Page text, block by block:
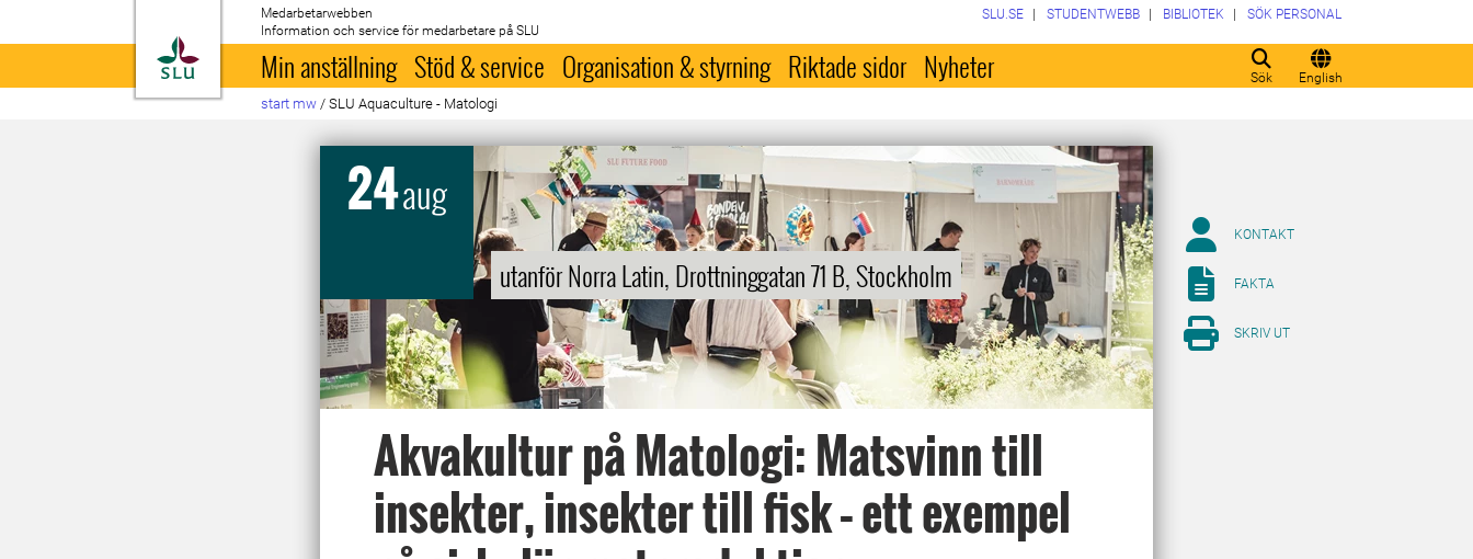
Till startsida
Medarbetarwebben
Information och service för medarbetare på SLU
Sök English
SLU.SE STUDENTWEBB BIBLIOTEK SÖK PERSONAL
Min anställning Stöd & service Organisation & styrning Riktade sidor Nyheter
start mw / SLU Aquaculture - Matologi
24aug
utanför Norra Latin, Drottninggatan 71 B, Stockholm
Akvakultur på Matologi: Matsvinn till
insekter, insekter till fisk – ett exempel
KONTAKT
FAKTA
SKRIV UT